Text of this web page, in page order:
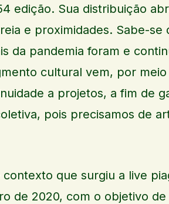
edição. Sua distribuição
e proximidades. Sabe-se
da pandemia foram e
cultural vem, por
a projetos, a fim de
pois precisamos de
contexto que surgiu a live
de 2020, com o objetivo